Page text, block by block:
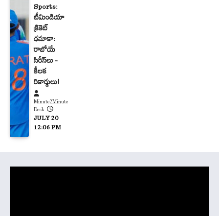
Sports:
టీమిండియా
క్రికెట్
ధమాకా:
రాబోయే
సిరీస్‌లు –
కీలక
రికార్డులు!
Minute2Minute
Desk
JULY 20
12:06 PM